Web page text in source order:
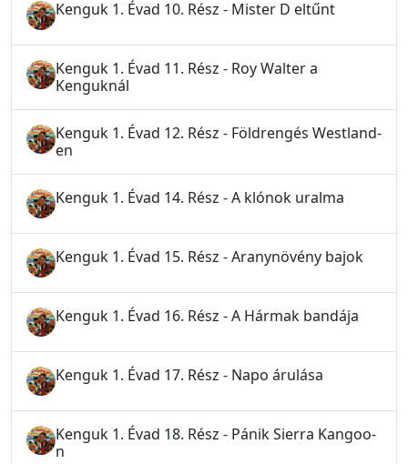
Kenguk 1. Évad 10. Rész - Mister D eltűnt
Kenguk 1. Évad 11. Rész - Roy Walter a
Kenguknál
Kenguk 1. Évad 12. Rész - Földrengés Westland-
en
Kenguk 1. Évad 14. Rész - A klónok uralma
Kenguk 1. Évad 15. Rész - Aranynövény bajok
Kenguk 1. Évad 16. Rész - A Hármak bandája
Kenguk 1. Évad 17. Rész - Napo árulása
Kenguk 1. Évad 18. Rész - Pánik Sierra Kangoo-
n